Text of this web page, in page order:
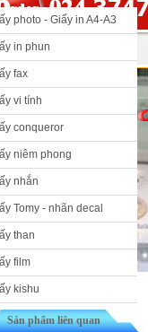
photo - Giấy in A4-A3
in phun
fax
vi tính
conqueror
niêm phong
nhắn
Tomy - nhãn decal
than
film
kishu
Sản phẩm liên quan